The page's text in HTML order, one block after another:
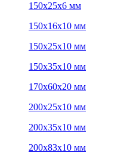
150х25х6 мм
150х16х10 мм
150х25х10 мм
150х35х10 мм
170х60х20 мм
200х25х10 мм
200х35х10 мм
200х83х10 мм